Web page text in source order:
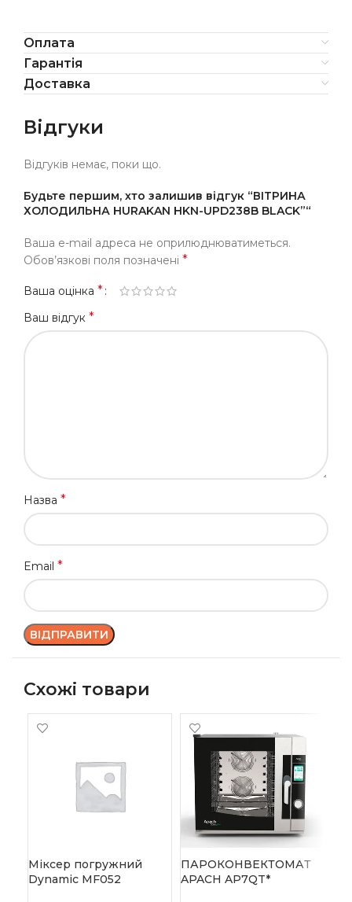
Оплата
Гарантія
Доставка
Відгуки
Відгуків немає, поки що.
Будьте першим, хто залишив відгук “ВІТРИНА
ХОЛОДИЛЬНА HURAKAN HKN-UPD238B BLACK”“
Ваша e-mail адреса не оприлюднюватиметься.
Обов’язкові поля позначені *
Ваша оцінка *
Ваш відгук *
Назва *
Email *
Схожі товари
Міксер погружний
Dynamic MF052
ПАРОКОНВЕКТОМАТ
APACH AP7QT*